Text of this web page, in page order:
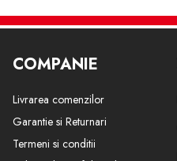
-Aplicati in strat subtire si
mai multe aplicari.
capacul in jos si pulverizati
eliminati resturile de vopsea
pulverizare in acest fel veti
COMPANIE
Livrarea comenzilor
Garantie si Returnari
Termeni si conditii